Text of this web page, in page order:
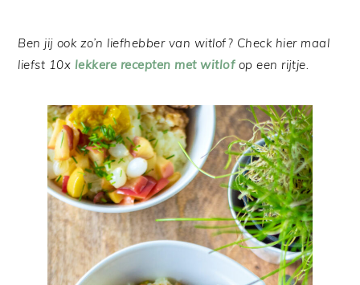
Ben jij ook zo’n liefhebber van witlof? Check hier maal
liefst 10x lekkere recepten met witlofop een rijtje.